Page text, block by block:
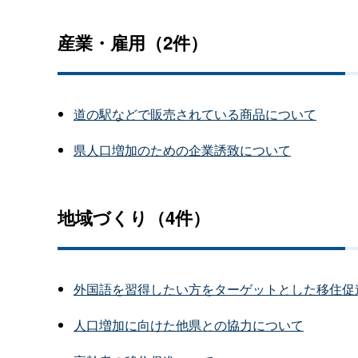
産業・雇用（2件）
道の駅などで販売されている商品について
県人口増加のための企業誘致について
地域づくり（4件）
外国語を習得したい方をターゲットとした移住促
人口増加に向けた他県との協力について